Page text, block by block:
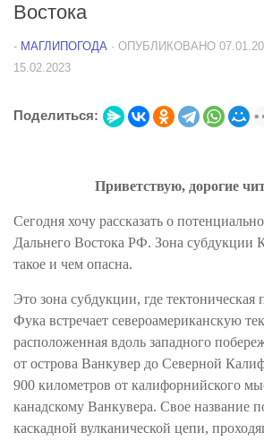
Востока
- МАГЛИПОГОДА · ОПУБЛИКОВАНО
15.02.2023
Поделиться:
Приветствую, дорогие
Сегодня хочу рассказать о
Дальнего Востока РФ. Зона субдукции
такое и чем опасна.
Это зона субдукции, где тектоническая
Фука встречает североамериканскую
расположенная вдоль западного
от острова Ванкувер до Северной
900 километров от калифорнийского
канадскому Ванкувера. Свое название
каскадной вулканической цепи,